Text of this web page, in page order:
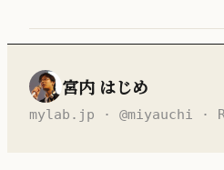
宮内 はじめ
mylab.jp · @miyauchi ·